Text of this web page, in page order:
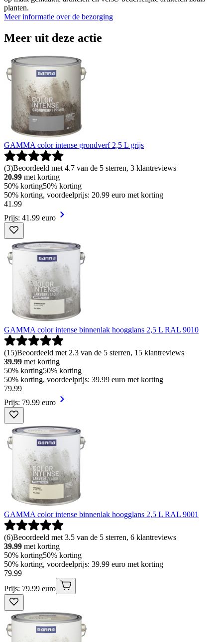
planten.
Meer informatie over de bezorging
Meer uit deze actie
GAMMA color intense grondverf 2,5 L grijs
(3)Beoordeeld met 4.7 van de 5 sterren, 3 klantreviews
20.99 met korting
50% korting50% korting
50% korting, voordeelprijs: 20.99 euro met korting
41.99
Prijs: 41.99 euro
GAMMA color intense binnenlak hoogglans 2,5 L RAL 9010
(15)Beoordeeld met 2.3 van de 5 sterren, 15 klantreviews
39.99 met korting
50% korting50% korting
50% korting, voordeelprijs: 39.99 euro met korting
79.99
Prijs: 79.99 euro
GAMMA color intense binnenlak hoogglans 2,5 L RAL 9001
(6)Beoordeeld met 3.5 van de 5 sterren, 6 klantreviews
39.99 met korting
50% korting50% korting
50% korting, voordeelprijs: 39.99 euro met korting
79.99
Prijs: 79.99 euro